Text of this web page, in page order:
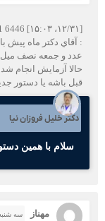
[۱۲/۳۱،‏ ۱۵:۰۳] ‏‪+98 905 171 6446‬‏: پارسال عمل دريچه انجام دادن
‬‏: آقاي دكتر ماه پيش
عدد و جمعه نصف ميل
حالا آزمايش انجام
قبل باشه يا دستور
دکتر خلیل فروزان نیا
سلام با همین
مهناز سه شنبه ۲۰ آبان ۹۹( 5 سال